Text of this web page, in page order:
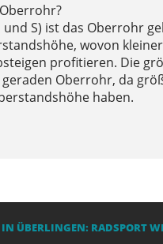
S) ist das Oberrohr
wovon
profitieren. Die
Oberrohr, da
haben.
ÜBERLINGEN: RADSPORT